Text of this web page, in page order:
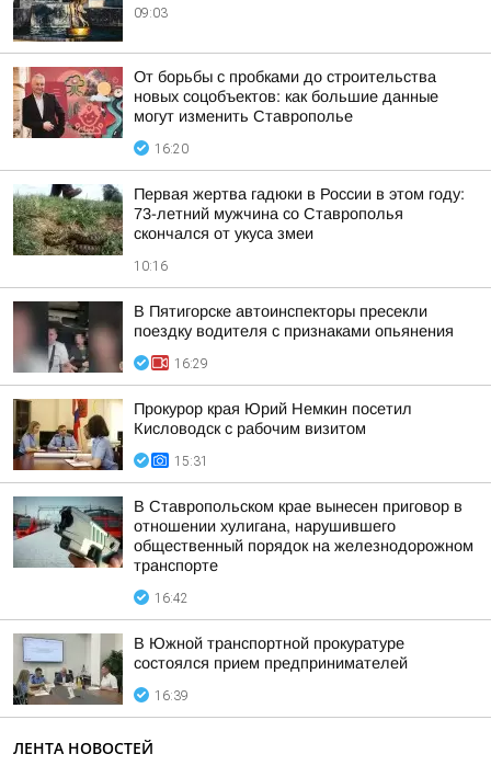
09:03
От борьбы с пробками до строительства
новых соцобъектов: как большие данные
могут изменить Ставрополье
16:20
Первая жертва гадюки в России в этом году:
73-летний мужчина со Ставрополья
скончался от укуса змеи
10:16
В Пятигорске автоинспекторы пресекли
поездку водителя с признаками опьянения
16:29
Прокурор края Юрий Немкин посетил
Кисловодск с рабочим визитом
15:31
В Ставропольском крае вынесен приговор в
отношении хулигана, нарушившего
общественный порядок на железнодорожном
транспорте
16:42
В Южной транспортной прокуратуре
состоялся прием предпринимателей
16:39
ЛЕНТА НОВОСТЕЙ